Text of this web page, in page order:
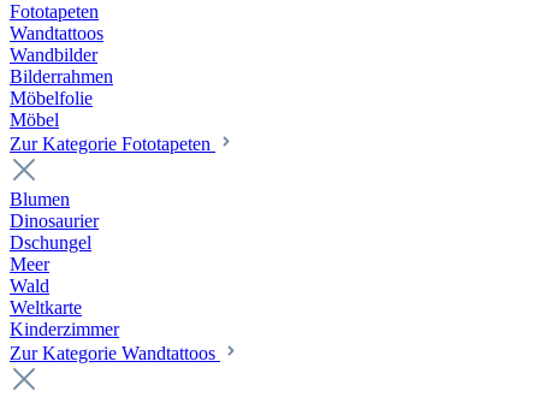
Fototapeten
Wandtattoos
Wandbilder
Bilderrahmen
Möbelfolie
Möbel
Zur Kategorie Fototapeten
Blumen
Dinosaurier
Dschungel
Meer
Wald
Weltkarte
Kinderzimmer
Zur Kategorie Wandtattoos